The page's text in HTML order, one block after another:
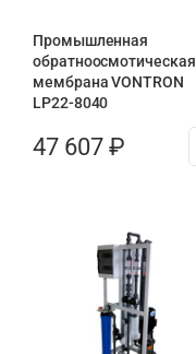
Промышленная
обратноосмотическая
мембрана VONTRON
LP22-8040
47 607 ₽